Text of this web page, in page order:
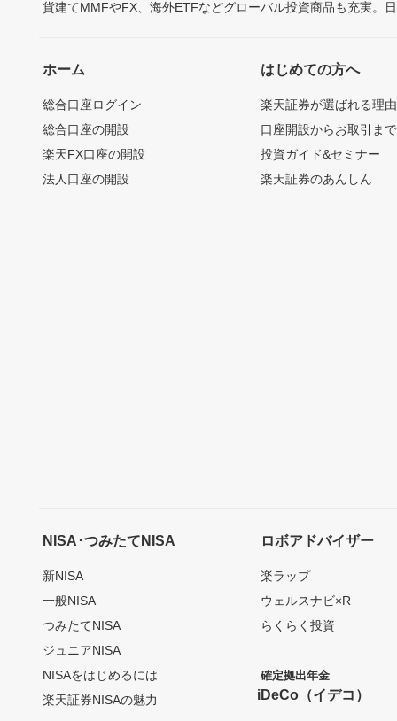
貨建てMMFやFX、海外ETFなどグローバル投資商品も充実。
ホーム
総合口座ログイン
総合口座の開設
楽天FX口座の開設
法人口座の開設
はじめての方へ
楽天証券が選ばれる理由
口座開設からお取引ま
投資ガイド&セミナー
楽天証券のあんしん
NISA･つみたてNISA
新NISA
一般NISA
つみたてNISA
ジュニアNISA
NISAをはじめるには
楽天証券NISAの魅力
ロボアドバイザー
楽ラップ
ウェルスナビ×R
らくらく投資
確定拠出年金
iDeCo（イデコ）